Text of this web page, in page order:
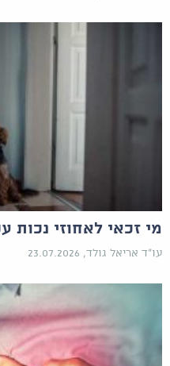
מי זכאי לאחוזי נכות
עו"ד אריאל גולד, 23.07.2026